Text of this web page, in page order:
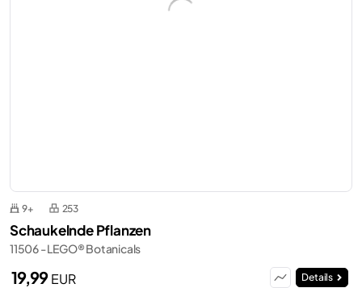
9+ 253
Schaukelnde Pflanzen
11506 - LEGO® Botanicals
19,99EUR Details